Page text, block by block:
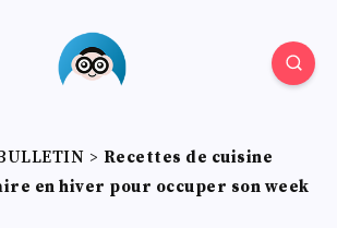
> Recettes de cuisine
en hiver pour occuper son week